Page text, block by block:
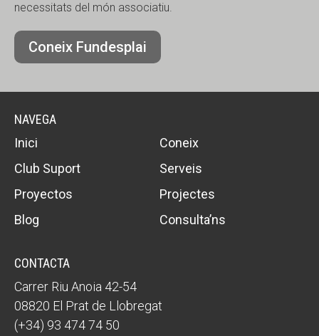
necessitats del món associatiu.
Coneix Fundesplai
NAVEGA
Inici
Coneix
Club Suport
Serveis
Proyectos
Projectes
Blog
Consulta’ns
CONTACTA
Carrer Riu Anoia 42-54
08820 El Prat de Llobregat
(+34) 93 474 74 50